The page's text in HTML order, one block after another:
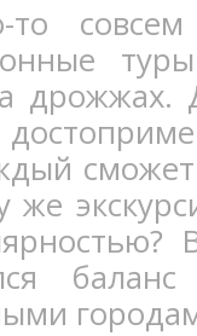
дрожжах.
же